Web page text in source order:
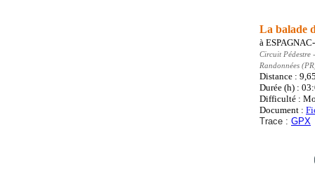
La balade
à
Circuit Pédestre
Randonnées
Distance :
Durée (h) :
Difficulté :
Document :
Trace : GPX